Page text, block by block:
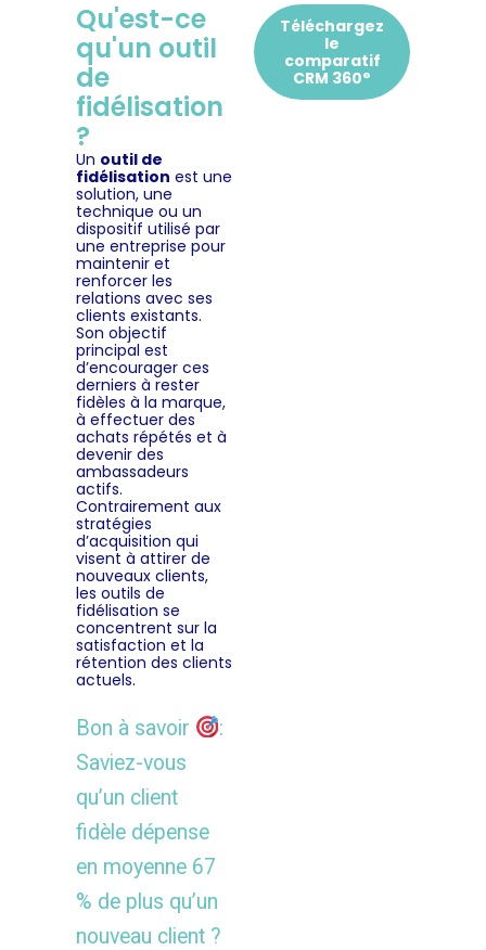
Qu'est-ce
qu'un outil
de
fidélisation
?
Un outil de
fidélisation est une
solution, une
technique ou un
dispositif utilisé par
une entreprise pour
maintenir et
renforcer les
relations avec ses
clients existants.
Son objectif
principal est
d’encourager ces
derniers à rester
fidèles à la marque,
à effectuer des
achats répétés et à
devenir des
ambassadeurs
actifs.
Contrairement aux
stratégies
d’acquisition qui
visent à attirer de
nouveaux clients,
les outils de
fidélisation se
concentrent sur la
satisfaction et la
rétention des clients
actuels.
Bon à savoir
:
Saviez-vous
qu’un client
fidèle dépense
en moyenne 67
% de plus qu’un
nouveau client ?
Téléchargez
le
comparatif
CRM 360°